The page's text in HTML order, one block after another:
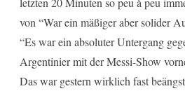
von “War ein mäßiger aber solider
“Es war ein absoluter Untergang
Argentinier mit der Messi-Show
Das war gestern wirklich fast